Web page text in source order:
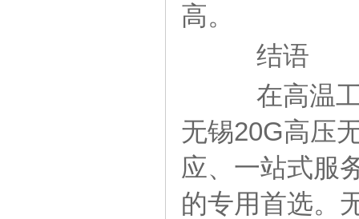
高。
结语
在高温工
无锡20G高压
应、一站式服
的专用首选。